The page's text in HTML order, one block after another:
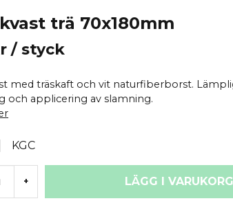
trä 70x180mm
/ styck
med träskaft och vit naturfiberborst.
och applicering av slamning.
KGC
+ LÄGG I